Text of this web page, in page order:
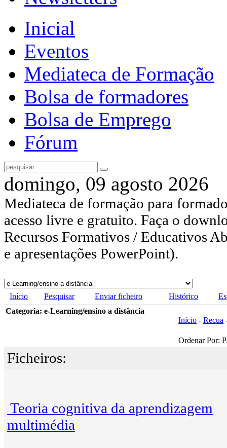
Inicial
Eventos
Mediateca de Formação
Bolsa de formadores
Bolsa de Emprego
Fórum
domingo, 09 agosto 2026
Mediateca de formação para
acesso livre e gratuito. Faça o
Recursos Formativos / Educativos
e apresentações PowerPoint).
Início Pesquisar Enviar ficheiro Histórico
Categoria: e-Learning/ensino a distância
Início - Recua
Ordenar Por:
Ficheiros:
Teoria cognitiva da aprendizagem
multimédia